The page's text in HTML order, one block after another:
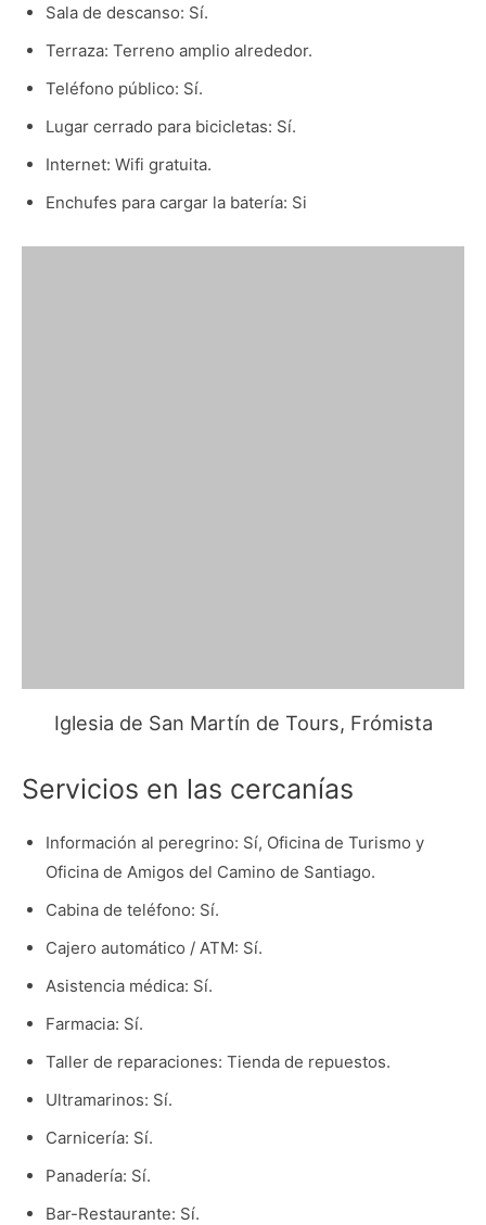
Sala de descanso: Sí.
Terraza: Terreno amplio alrededor.
Teléfono público: Sí.
Lugar cerrado para bicicletas: Sí.
Internet: Wifi gratuita.
Enchufes para cargar la batería: Si
Iglesia de San Martín de Tours, Frómista
Servicios en las cercanías
Información al peregrino: Sí, Oficina de Turismo y
Oficina de Amigos del Camino de Santiago.
Cabina de teléfono: Sí.
Cajero automático / ATM: Sí.
Asistencia médica: Sí.
Farmacia: Sí.
Taller de reparaciones: Tienda de repuestos.
Ultramarinos: Sí.
Carnicería: Sí.
Panadería: Sí.
Bar-Restaurante: Sí.